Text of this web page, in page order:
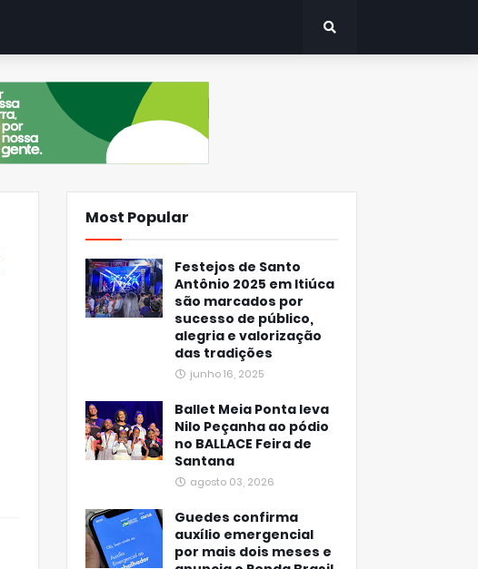
Most Popular
Festejos de Santo
Antônio 2025 em Itiúca
são marcados por
sucesso de público,
alegria e valorização
das tradições
junho 16, 2025
Ballet Meia Ponta leva
Nilo Peçanha ao pódio
no BALLACE Feira de
Santana
agosto 03, 2026
Guedes confirma
auxílio emergencial
por mais dois meses e